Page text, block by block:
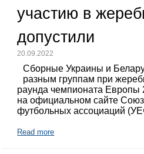
участию в
допустили
20.09.2022
Сборные Украины и
разным группам при
раунда чемпионата Европы
на официальном сайте
футбольных ассоциаций
Read more